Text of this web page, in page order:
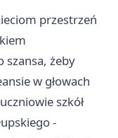
przestrzeń
szansa, żeby
w głowach
szkół
-